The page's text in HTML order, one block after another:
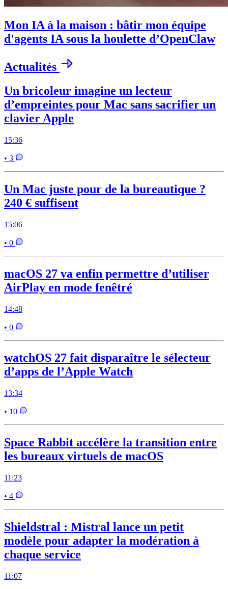
Mon IA à la maison : bâtir mon équipe
d'agents IA sous la houlette d’OpenClaw
Actualités
Un bricoleur imagine un lecteur
d’empreintes pour Mac sans sacrifier un
clavier Apple
15:36
• 3
Un Mac juste pour de la bureautique ?
240 € suffisent
15:06
• 0
macOS 27 va enfin permettre d’utiliser
AirPlay en mode fenêtré
14:48
• 0
watchOS 27 fait disparaître le sélecteur
d’apps de l’Apple Watch
13:34
• 10
Space Rabbit accélère la transition entre
les bureaux virtuels de macOS
11:23
• 4
Shieldstral : Mistral lance un petit
modèle pour adapter la modération à
chaque service
11:07